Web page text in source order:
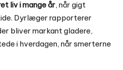
liv i mange år, når gigt
Dyrlæger rapporterer
bliver markant gladere,
i hverdagen, når smerterne